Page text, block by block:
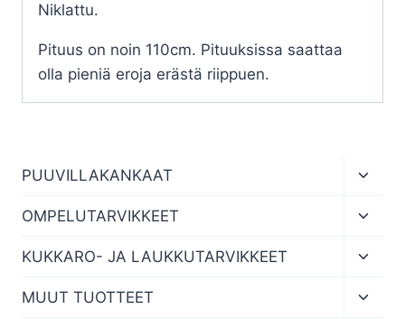
Niklattu.
Pituus on noin 110cm. Pituuksissa saattaa
olla pieniä eroja erästä riippuen.
PUUVILLAKANKAAT
menu
OMPELUTARVIKKEET
menu
KUKKARO- JA LAUKKUTARVIKKEET
menu
MUUT TUOTTEET